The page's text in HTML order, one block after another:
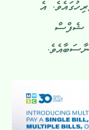
އެ
ޝެފްސް